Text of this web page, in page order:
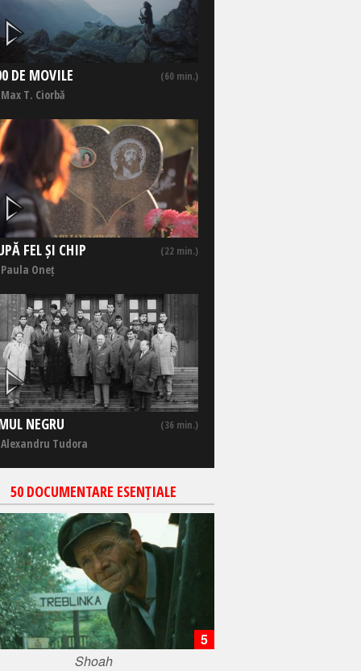
DE MOVILE (60 min.)
T. Ciorbă
FEL ȘI CHIP (22 min.)
Oneț
NEGRU (36 min.)
Tudora
50 DOCUMENTARE ESENȚIALE
Shoah
5